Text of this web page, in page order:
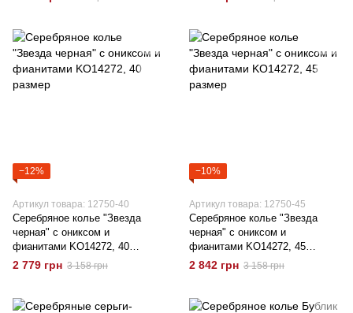
−12%
Артикул товара: 12750-40
Серебряное колье "Звезда
черная" с ониксом и
фианитами KO14272, 40
размер
2 779 грн 3 158 грн
−10%
Артикул товара: 12750-45
Серебряное колье "Звезда
черная" с ониксом и
фианитами KO14272, 45
размер
2 842 грн 3 158 грн